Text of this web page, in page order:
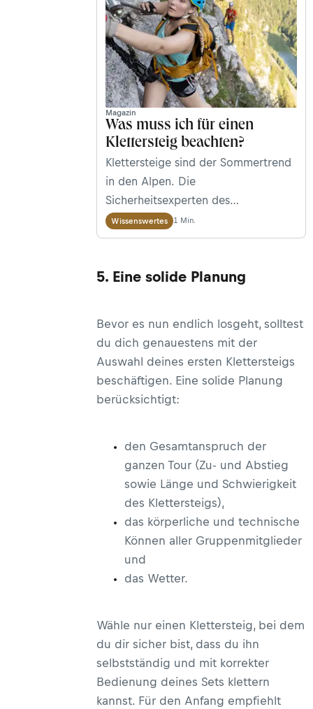
Magazin
Was muss ich für einen
Klettersteig beachten?
Klettersteige sind der Sommertrend
in den Alpen. Die
Sicherheitsexperten des
Alpenvereins Peter Plattner und
Walter Würtl erklären, wie man
Wissenswertes 1 Min.
5. Eine solide Planung
Bevor es nun endlich losgeht, solltest
du dich genauestens mit der
Auswahl deines ersten Klettersteigs
beschäftigen. Eine solide Planung
berücksichtigt:
den Gesamtanspruch der
ganzen Tour (Zu- und Abstieg
sowie Länge und Schwierigkeit
des Klettersteigs),
das körperliche und technische
Können aller Gruppenmitglieder
und
das Wetter.
Wähle nur einen Klettersteig, bei dem
du dir sicher bist, dass du ihn
selbstständig und mit korrekter
Bedienung deines Sets klettern
kannst. Für den Anfang empfiehlt